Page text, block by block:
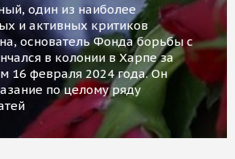
один из наиболее
и активных критиков
основатель Фонда борьбы с
в колонии в Харпе за
16 февраля 2024 года. Он
по целому ряду